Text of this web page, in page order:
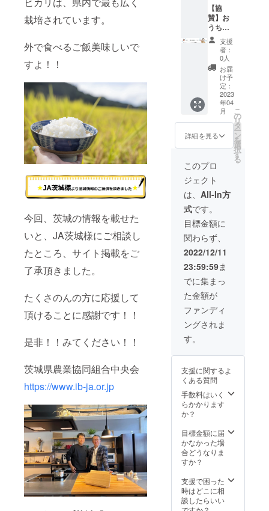
栽培されています。
外で食べるご飯美味しいで
すよ！！
今回、茨城の情報を載せた
いと、JA茨城様にご相談し
たところ、サイト掲載をご
了承頂きました。
たくさのんの方に応援して
頂けることに感謝です！！
是非！！みてください！！
茨城県農業協同組合中央会
https://www.ib-ja.or.jp
ついて
は画像
と異な
る場合
がござ
います
ので、
予めご
了承下
さい。
1月より
順次発
送させ
て頂き
ます。
（状況
により
ご希望
に沿え
ない場
合もご
ざいま
すので
ご了承
す。）
よろし
くお願
いいた
しま
す。
ら特典
とし
て、 毎
日配信
してい
るおう
ちデイ
に30秒
程度
（応援
メッ
セージ
動画）
で登場
して頂
す。動
画内容
につい
てはお
打ち合
わせさ
せてく
ださ
い。 た
くさん
の方が
応援し
てくれ
たら、
全国の
おじい
ちゃん
おばあ
と！元
りま
す。
【協
賛】お
うちデ
イサイ
ト内で
200文字
の企業
PR！！
企業様
から全
国のお
じい
ちゃん
おばあ
ちゃん
た
い！！
たくさ
んの嬉
しいお
声を頂
いてお
りま
す。 そ
こで！
協賛頂
いた企
業様に
は、お
うちデ
イサイ
ト内へ
企業名
て頂き
掲載内
容
は・・
・ ➀企
③200文
字程度
の会社
す。校
正もさ
せて頂
きま
支援
者：
0人
お届
け予
定：
2023
年04
月
詳細を見る
こ
の
リ
タ
ー
ン
を
選
択
す
る
このプロ
ジェクト
は、 All-In方
式です。
目標金額に
関わらず、
2022/12/11
23:59:59ま
でに集まっ
た金額が
ファンディ
ングされま
す。
支援に関するよ
くある質問
手数料はいく
らかかります
か？
目標金額に届
かなかった場
合どうなりま
すか？
支援で困った
時はどこに相
談したらいい